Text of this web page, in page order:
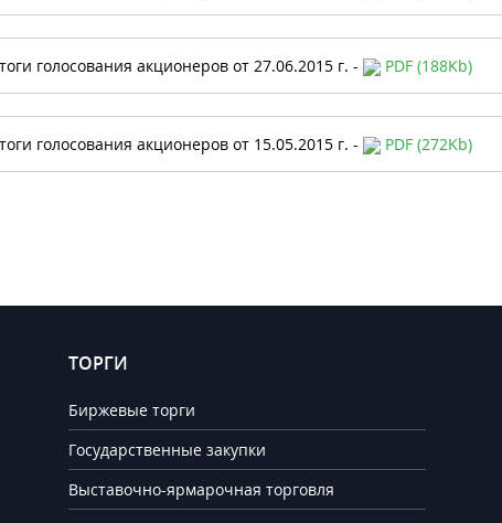
голосования акционеров от 27.06.2015 г. - PDF (188Kb)
голосования акционеров от 15.05.2015 г. - PDF (272Kb)
ТОРГИ
Биржевые торги
Государственные закупки
Выставочно-ярмарочная торговля